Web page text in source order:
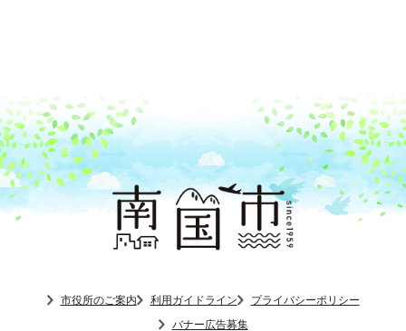
市役所のご案内 利用ガイドライン
プライバシーポリシー
バナー広告募集